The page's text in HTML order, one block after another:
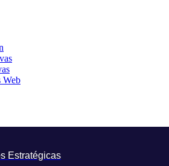
Web
Estratégicas